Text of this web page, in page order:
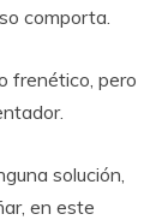
comporta.
frenético, pero
solución,
en este